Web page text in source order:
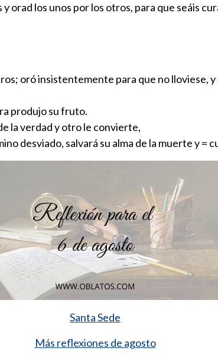
orad los unos por los otros, para que seáis
oró insistentemente para que no lloviese,
produjo su fruto.
la verdad y otro le convierte,
desviado, salvará su alma de la muerte y =
Santa Sede
Más reflexiones de agosto